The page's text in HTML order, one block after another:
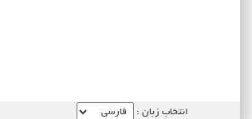
انتخاب زبان :